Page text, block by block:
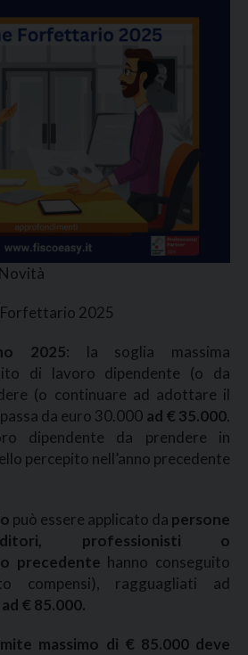
Forfettario 2025
2025: la soglia massima
di lavoro dipendente (o da
(o continuare ad adottare il
da euro 30.000 ad € 35.000.
dipendente da prendere in
percepito nell’anno precedente
può essere applicato da persone
professionisti o
precedente hanno conseguito
compensi), ragguagliati ad
€ 85.000.
massimo di € 85.000 deve